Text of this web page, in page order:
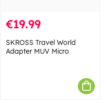
€19.99
SKROSS Travel World
Adapter MUV Micro